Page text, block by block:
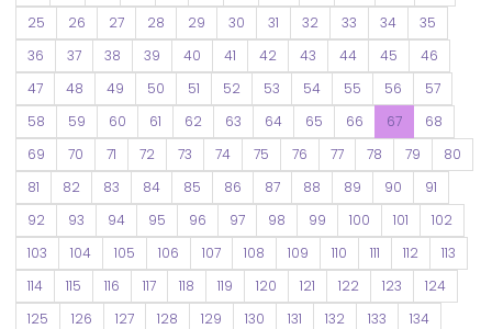
25
26 27 28 29 30 31 32 33 34
35
36
37 38 39 40 41 42 43 44 45
46
47
48 49 50 51 52 53 54 55 56
57
58
59 60 61 62 63 64 65 66 67
68
69
70 71 72 73 74 75 76 77 78 79
80
81
82 83 84 85 86 87 88 89 90
91
92
93 94 95 96 97 98 99 100 101
102
103
104 105 106 107 108 109 110 111 112
113
114
115 116 117 118 119 120 121 122 123
124
125
126 127 128 129 130 131 132 133
134